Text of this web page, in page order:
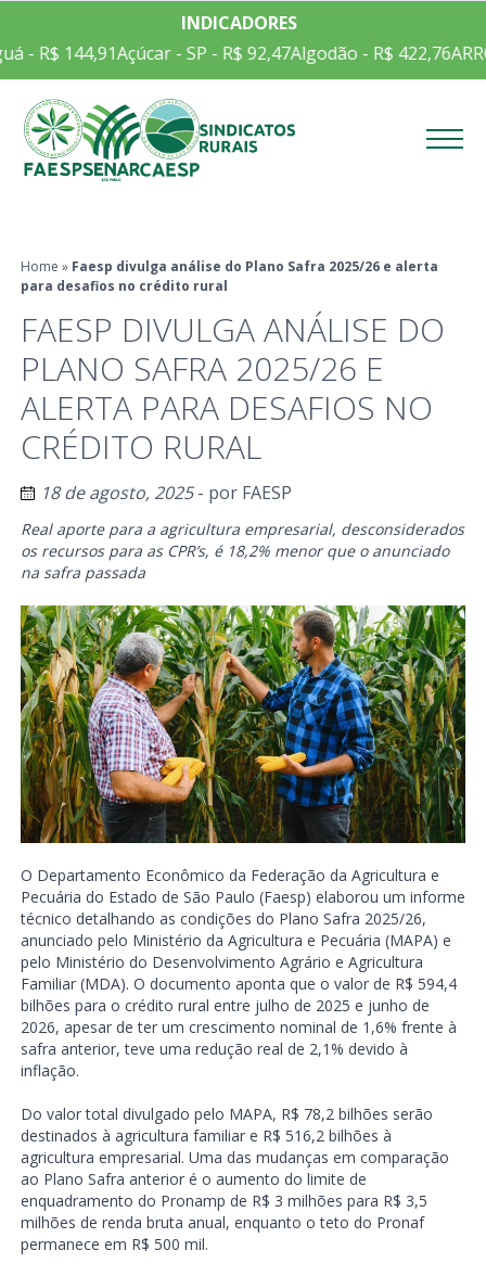
INDICADORES
- R$ 144,91Açúcar - SP - R$ 92,47Algodão - R$ 422,76
Home » Faesp divulga análise do Plano Safra 2025/26 e alerta
para desafios no crédito rural
FAESP DIVULGA ANÁLISE DO
PLANO SAFRA 2025/26 E
ALERTA PARA DESAFIOS NO
CRÉDITO RURAL
18 de agosto, 2025- por FAESP
Real aporte para a agricultura empresarial, desconsiderados
os recursos para as CPR’s, é 18,2% menor que o anunciado
na safra passada
O Departamento Econômico da Federação da Agricultura e
Pecuária do Estado de São Paulo (Faesp) elaborou um informe
técnico detalhando as condições do Plano Safra 2025/26,
anunciado pelo Ministério da Agricultura e Pecuária (MAPA) e
pelo Ministério do Desenvolvimento Agrário e Agricultura
Familiar (MDA). O documento aponta que o valor de R$ 594,4
bilhões para o crédito rural entre julho de 2025 e junho de
2026, apesar de ter um crescimento nominal de 1,6% frente à
safra anterior, teve uma redução real de 2,1% devido à
inflação.
Do valor total divulgado pelo MAPA, R$ 78,2 bilhões serão
destinados à agricultura familiar e R$ 516,2 bilhões à
agricultura empresarial. Uma das mudanças em comparação
ao Plano Safra anterior é o aumento do limite de
enquadramento do Pronamp de R$ 3 milhões para R$ 3,5
milhões de renda bruta anual, enquanto o teto do Pronaf
permanece em R$ 500 mil.